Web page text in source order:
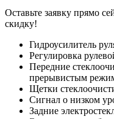
Оставьте заявку прямо
скидку!
Гидроусилитель
Регулировка
Передние
прерывистым
Щетки
Сигнал о низком
Задние